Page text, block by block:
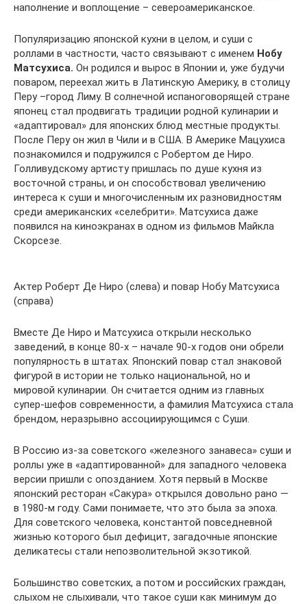
наполнение и воплощение – североамериканское.
Популяризацию японской кухни в целом, и суши с
роллами в частности, часто связывают с именем Нобу
Матсухиса. Он родился и вырос в Японии и, уже будучи
поваром, переехал жить в Латинскую Америку, в столицу
Перу –город Лиму. В солнечной испаноговорящей стране
японец стал продвигать традиции родной кулинарии и
«адаптировал» для японских блюд местные продукты.
После Перу он жил в Чили и в США. В Америке Мацухиса
познакомился и подружился с Робертом де Ниро.
Голливудскому артисту пришлась по душе кухня из
восточной страны, и он способствовал увеличению
интереса к суши и многочисленным их разновидностям
среди американских «селебрити». Матсухиса даже
появился на киноэкранах в одном из фильмов Майкла
Скорсезе.
Актер Роберт Де Ниро (слева) и повар Нобу Матсухиса
(справа)
Вместе Де Ниро и Матсухиса открыли несколько
заведений, в конце 80-х – начале 90-х годов они обрели
популярность в штатах. Японский повар стал знаковой
фигурой в истории не только национальной, но и
мировой кулинарии. Он считается одним из главных
супер-шефов современности, а фамилия Матсухиса стала
брендом, неразрывно ассоциирующимся с Суши.
В Россию из-за советского «железного занавеса» суши и
роллы уже в «адаптированной» для западного человека
версии пришли с опозданием. Хотя первый в Москве
японский ресторан «Сакура» открылся довольно рано —
в 1980-м году. Сами понимаете, что это была за эпоха.
Для советского человека, константой повседневной
жизнью которого был дефицит, загадочные японские
деликатесы стали непозволительной экзотикой.
Большинство советских, а потом и российских граждан,
слыхом не слыхивали, что такое суши как минимум до